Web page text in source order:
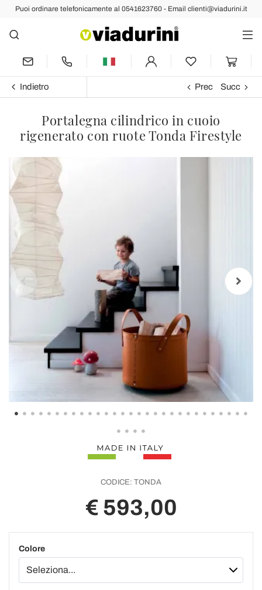
Puoi ordinare telefonicamente al 0541623760 - Email clienti@viadurini.it
Indietro Prec Succ
Portalegna cilindrico in cuoio
rigenerato con ruote Tonda Firestyle
CODICE: TONDA
€ 593,00
Colore